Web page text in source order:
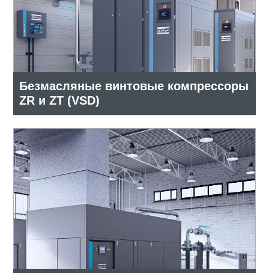
Безмасляные винтовые компрессоры
ZR и ZT (VSD)